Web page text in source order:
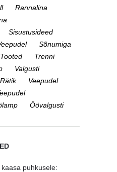
Rannalina
Sisustusideed
Sõnumiga
Trenni
Valgusti
Veepudel
Öövalgusti
puhkusele: